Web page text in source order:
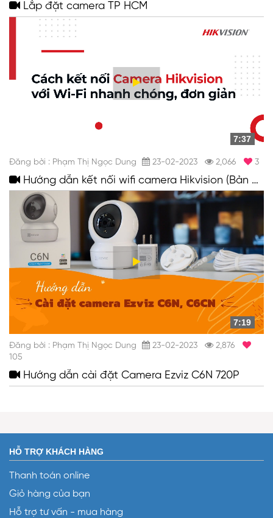
Lắp đặt camera TP HCM
7:37
Đăng bởi : Phạm Thị Ngọc Dung 23-02-2023 2,066 3
Hướng dẫn kết nối wifi camera Hikvision (Bản Mới Nhất)
7:19
Đăng bởi : Phạm Thị Ngọc Dung 23-02-2023
2,876
105
Hướng dẫn cài đặt Camera Ezviz C6N 720P
HỖ TRỢ KHÁCH HÀNG
Thanh toán online
Giỏ hàng của bạn
Hỗ trợ tư vấn - mua hàng